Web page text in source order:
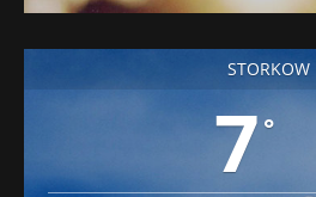
STORKOW
7°